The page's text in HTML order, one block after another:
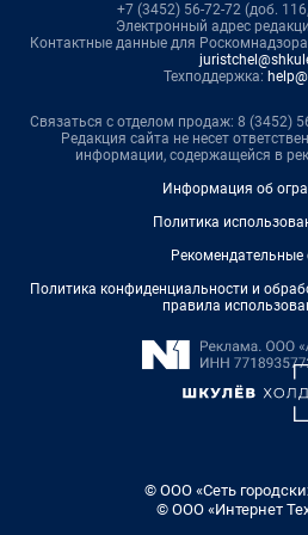
+7 (3452) 56-72-72 (доб.
Электронный адрес
Контактные данные для
Техподдержка:
Связаться с отделом продаж: 8 (3452)
Редакция сайта не несет
информации, содержащейся в
Информация об
Политика
Рекомендательные
Политика конфиденциальности и
правила
© ООО «Сеть
© ООО «Интернет